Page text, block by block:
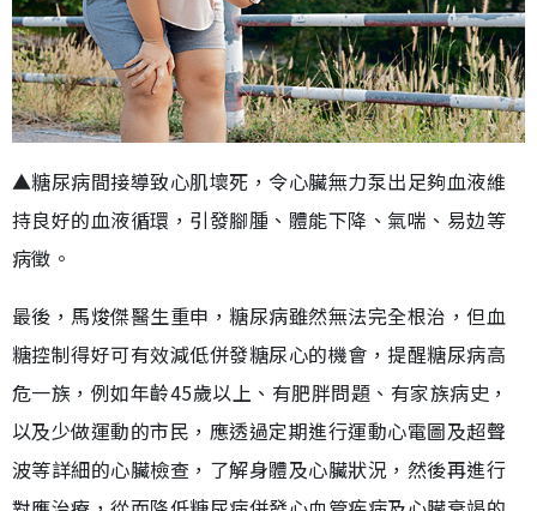
▲糖尿病間接導致心肌壞死，令心臟無力泵出足夠血液維
持良好的血液循環，引發腳腫、體能下降、氣喘、易攰等
病徵。
最後，馬焌傑醫生重申，糖尿病雖然無法完全根治，但血
糖控制得好可有效減低併發糖尿心的機會，提醒糖尿病高
危一族，例如年齡45歲以上、有肥胖問題、有家族病史，
以及少做運動的市民，應透過定期進行運動心電圖及超聲
波等詳細的心臟檢查，了解身體及心臟狀況，然後再進行